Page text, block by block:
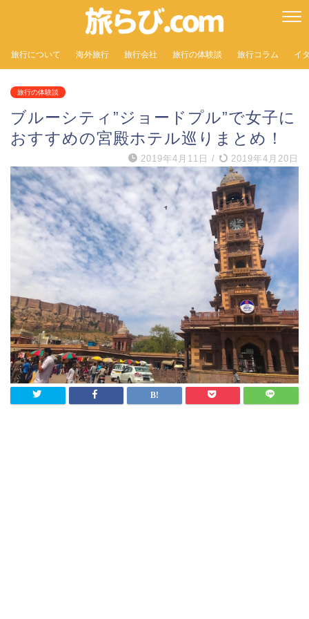
旅行について 海外旅行 旅行会社 旅行の体験談 旅行コラム イ
旅行の体験談
ブルーシティ”ジョードプル”で女子に
おすすめの宮殿ホテル巡りまとめ！
2019年4月11日 / 2019年4月20日